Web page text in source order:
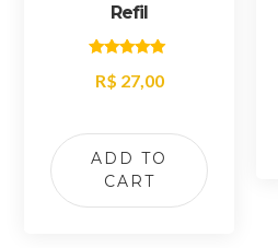
Refil
5.00
R$ 27,00
ADD TO
CART